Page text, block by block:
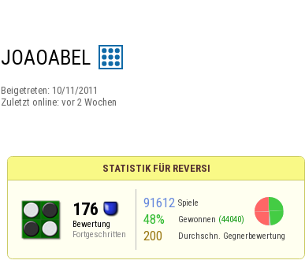
JOAOABEL
Beigetreten: 10/11/2011
Zuletzt online: vor 2 Wochen
STATISTIK FÜR REVERSI
176
Bewertung
Fortgeschritten
91612 Spiele
48% Gewonnen (44040)
200 Durchschn. Gegnerbewertung